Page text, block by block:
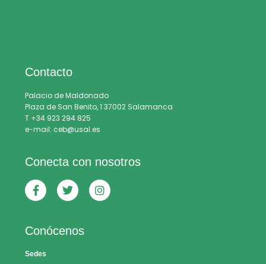
Contacto
Palacio de Maldonado
Plaza de San Benito, 1 37002 Salamanca
T +34 923 294 825
e-mail: ceb@usal.es
Conecta con nosotros
Conócenos
Sedes